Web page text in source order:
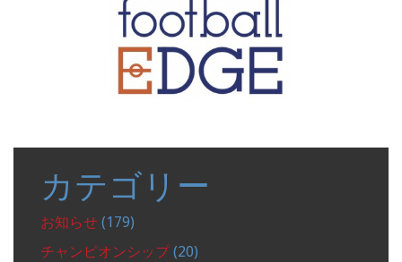
カテゴリー
お知らせ (179)
チャンピオンシップ(20)